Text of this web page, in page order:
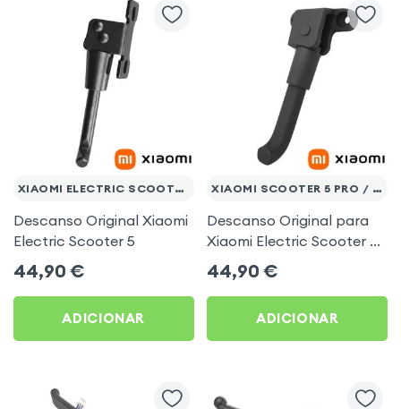
XIAOMI ELECTRIC SCOOTER 5
Descanso Original Xiaomi
Electric Scooter 5
44,90 €
ADICIONAR
XIAOMI SCOOTER 5 PRO / 5 MAX
Descanso Original para
Xiaomi Electric Scooter 5
Pro e 5 Max
44,90 €
ADICIONAR